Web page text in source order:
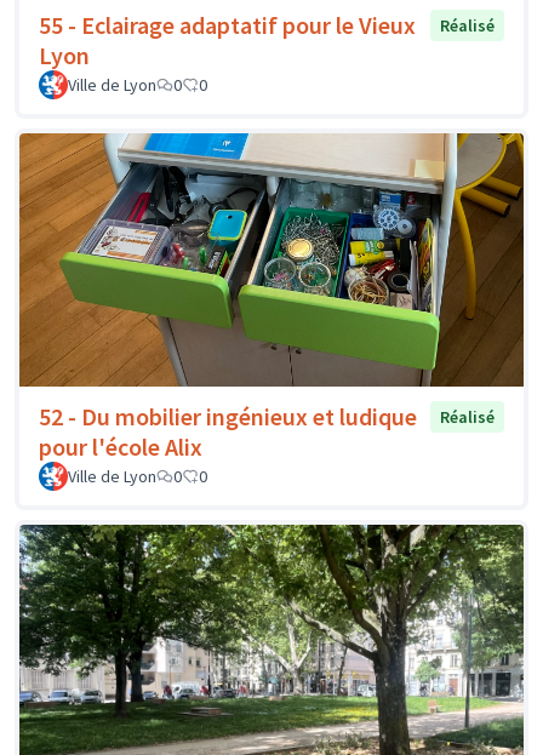
55 - Eclairage adaptatif pour le Vieux
Lyon
Réalisé
Ville de Lyon 0 0
52 - Du mobilier ingénieux et ludique
pour l'école Alix
Réalisé
Ville de Lyon 0 0